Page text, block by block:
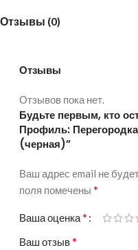
Отзывы (0)
Отзывы
Отзывов пока нет.
Будьте первым, кто
Профиль:
(черная)”
Ваш адрес email не
поля помечены *
Ваша оценка*
Ваш отзыв*
Alternative: